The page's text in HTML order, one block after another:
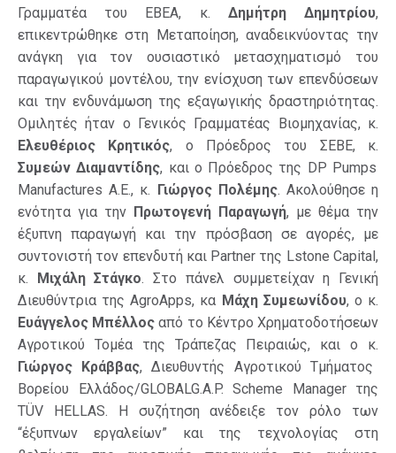
Γραμματέα του ΕΒΕΑ, κ. Δημήτρη Δημητρίου,
επικεντρώθηκε στη Μεταποίηση, αναδεικνύοντας την
ανάγκη για τον ουσιαστικό μετασχηματισμό του
παραγωγικού μοντέλου, την ενίσχυση των επενδύσεων
και την ενδυνάμωση της εξαγωγικής δραστηριότητας.
Ομιλητές ήταν ο Γενικός Γραμματέας Βιομηχανίας, κ.
Ελευθέριος Κρητικός, ο Πρόεδρος του ΣΕΒΕ, κ.
Συμεών Διαμαντίδης, και ο Πρόεδρος της DP Pumps
Manufactures A.E., κ. Γιώργος Πολέμης. Ακολούθησε η
ενότητα για την Πρωτογενή Παραγωγή, με θέμα την
έξυπνη παραγωγή και την πρόσβαση σε αγορές, με
συντονιστή τον επενδυτή και Partner της Lstone Capital,
κ. Μιχάλη Στάγκο. Στο πάνελ συμμετείχαν η Γενική
Διευθύντρια της AgroApps, κα Μάχη Συμεωνίδου, ο κ.
Ευάγγελος Μπέλλος από το Κέντρο Χρηματοδοτήσεων
Αγροτικού Τομέα της Τράπεζας Πειραιώς, και ο κ.
Γιώργος Κράββας, Διευθυντής Αγροτικού Τμήματος
Βορείου Ελλάδος/GLOBALG.A.P. Scheme Manager της
TÜV HELLAS. Η συζήτηση ανέδειξε τον ρόλο των
“έξυπνων εργαλείων” και της τεχνολογίας στη